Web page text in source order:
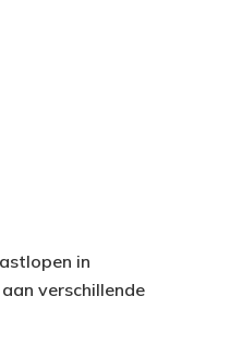
in
verschillende